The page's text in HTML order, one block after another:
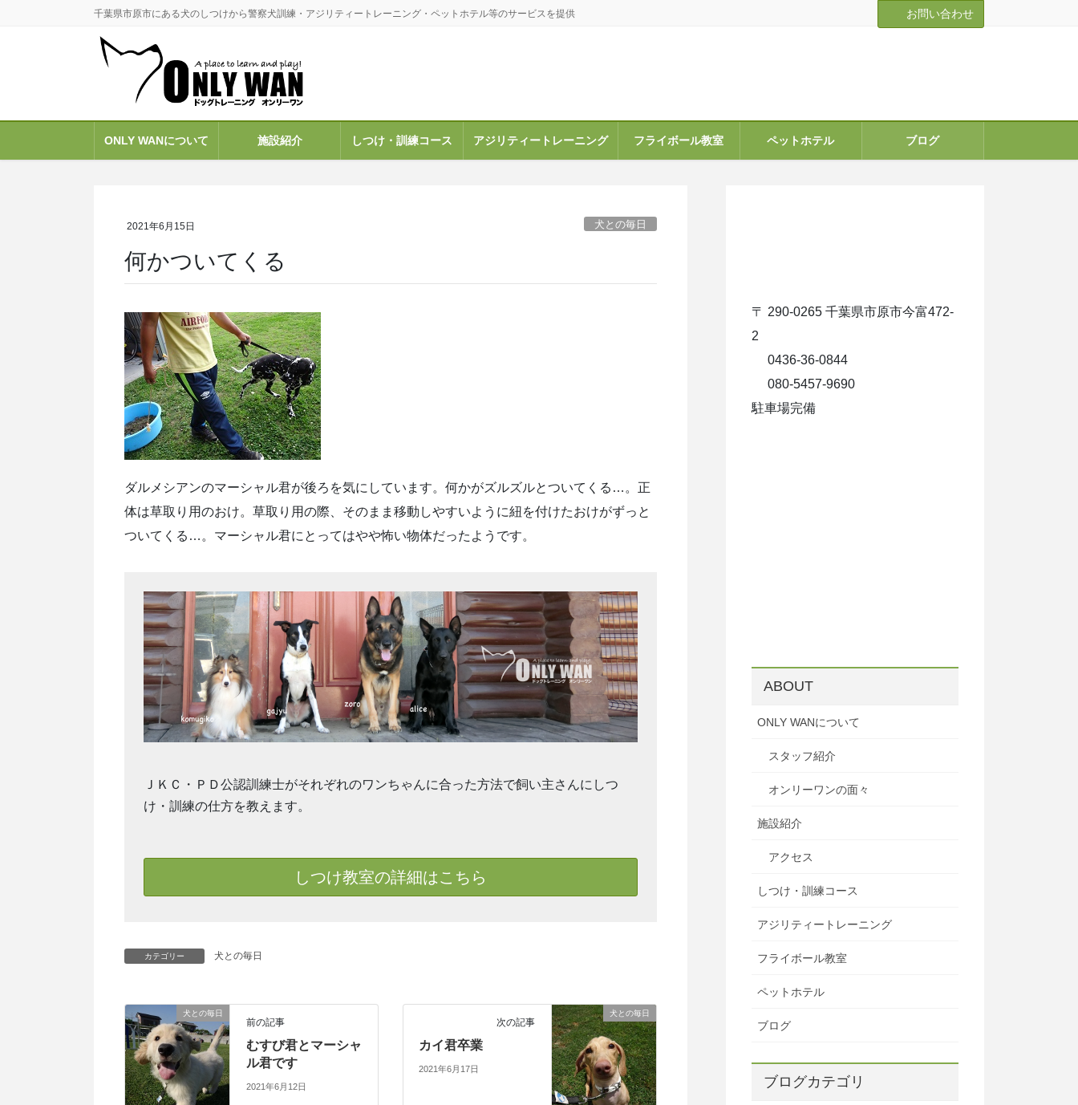
移
ン
移
千葉県市原市にある犬のしつけから警察犬訓練・アジリティートレーニング・ペットホテル等のサービスを提供 お問い合わせ
ONLY WANについて 施設紹介 しつけ・訓練コース アジリティートレーニング フライボール教室 ペットホテル ブログ
2021年6月15日 犬との毎日
何かついてくる
ダルメシアンのマーシャル君が後ろを気にしています。何かがズルズルとついてくる…。正
体は草取り用のおけ。草取り用の際、そのまま移動しやすいように紐を付けたおけがずっと
ついてくる…。マーシャル君にとってはやや怖い物体だったようです。
ＪＫＣ・ＰＤ公認訓練士がそれぞれのワンちゃんに合った方法で飼い主さんにしつ
け・訓練の仕方を教えます。
しつけ教室の詳細はこちら
カテゴリー 犬との毎日
犬との毎日
前の記事
むすび君とマーシャ
ル君です
2021年6月12日
犬との毎日
次の記事
カイ君卒業
2021年6月17日
〒 290-0265 千葉県市原市今富472-
2
0436-36-0844
080-5457-9690
駐車場完備
ABOUT
ONLY WANについて
スタッフ紹介
オンリーワンの面々
施設紹介
アクセス
しつけ・訓練コース
アジリティートレーニング
フライボール教室
ペットホテル
ブログ
ブログカテゴリ